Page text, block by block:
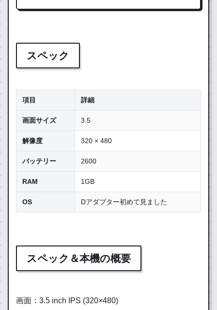
スペック
項目 詳細
画面サイズ 3.5
解像度 320 × 480
バッテリー 2600
RAM 1GB
OS Dアダプター初めて見ました
スペック＆本機の概要
画面：3.5 inch IPS (320×480)